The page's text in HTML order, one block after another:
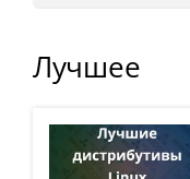
Лучшее